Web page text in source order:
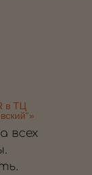
в ТЦ
всех